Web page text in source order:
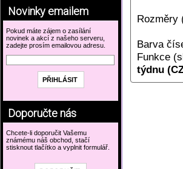
Rozměry
Barva
Funkce
týdnu
Novinky emailem
Pokud máte zájem o zasílání
novinek a akcí z našeho serveru,
zadejte prosím emailovou adresu.
Doporučte nás
Chcete-li doporučit Vašemu
známému náš obchod, stačí
stisknout tlačítko a vyplnit formulář.